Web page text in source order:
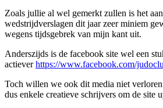
Zoals jullie al wel gemerkt zullen is het
wedstrijdverslagen dit jaar zeer miniem
wegens tijdsgebrek van mijn kant uit.
Anderszijds is de facebook site wel een
actieverhttps://www.facebook.com/
Toch willen we ook dit media niet
dus enkele creatieve schrijvers om de site